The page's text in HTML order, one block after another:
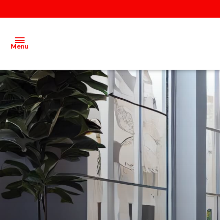
Menu
Acheter
Louer
Vendre
Gestion
locative
Agence
Recrutement